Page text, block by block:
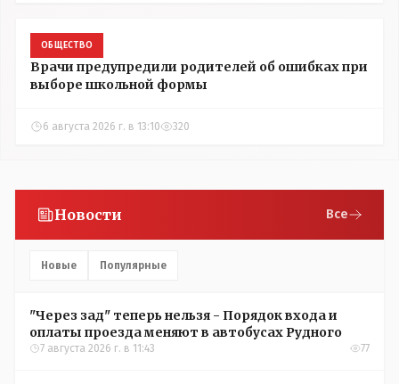
ОБЩЕСТВО
Врачи предупредили родителей об ошибках при
выборе школьной формы
6 августа 2026 г. в 13:10 320
Новости Все
Новые Популярные
"Через зад" теперь нельзя - Порядок входа и
оплаты проезда меняют в автобусах Рудного
7 августа 2026 г. в 11:43 77